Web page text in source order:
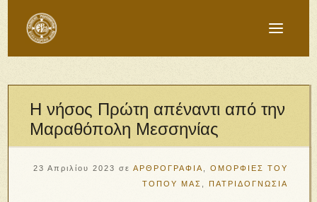
Η νήσος Πρώτη απέναντι από την
Μαραθόπολη Μεσσηνίας
23 Απριλίου 2023 σε ΑΡΘΡΟΓΡΑΦΙΑ
ΟΜΟΡΦΙΕΣ ΤΟΥ
ΤΟΠΟΥ ΜΑΣ
ΠΑΤΡΙΔΟΓΝΩΣΙΑ